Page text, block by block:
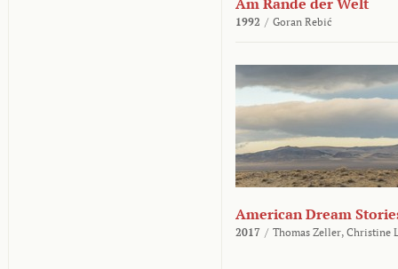
1992 / Goran Rebić
American Dream
2017 / Thomas Zeller, Christine